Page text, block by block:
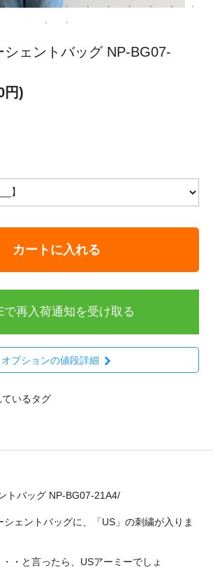
シェントバッグ NP-BG07-
円)
カートに入れる
で再入荷通知を受け取る
オプションの値段詳細
いるタグ
トバッグ NP-BG07-21A4/
シェントバッグに、「US」の刺繍が入りま
・と言ったら、USアーミーでしょ